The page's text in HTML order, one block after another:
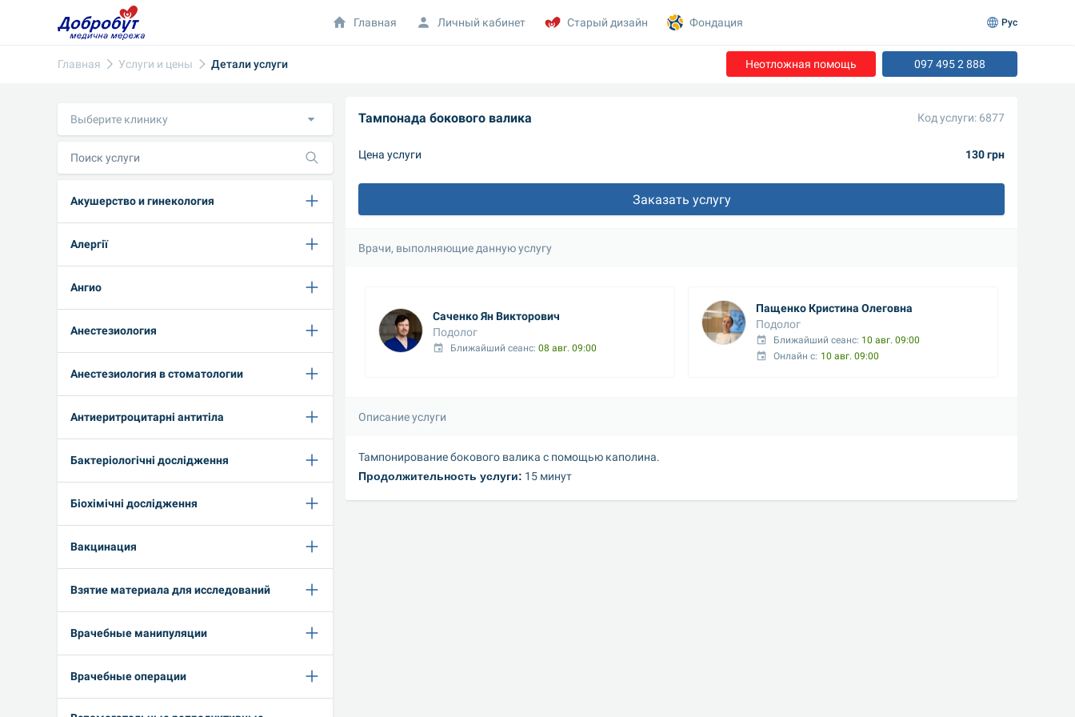
Главная Услуги и цены Детали услуги Неотложная помощь 097 495 2 888
Выберите клинику
Акушерство и гинекология
Алергії
Ангио
Анестезиология
Анестезиология в стоматологии
Антиеритроцитарні антитіла
Бактеріологічні дослідження
Біохімічні дослідження
Вакцинация
Взятие материала для исследований
Врачебные манипуляции
Врачебные операции
Тампонада бокового валика Код услуги: 6877
Цена услуги 130 грн
Заказать услугу
Врачи, выполняющие данную услугу
Саченко Ян Викторович
Подолог
Ближайший сеанс: 08 авг. 09:00
Пащенко Кристина Олеговна
Подолог
Ближайший сеанс: 10 авг. 09:00
Онлайн с: 10 авг. 09:00
Описание услуги
Тампонирование бокового валика с помощью каполина.
Продолжительность услуги: 15 минут
Главная Личный кабинет Старый дизайн Фондация Рус